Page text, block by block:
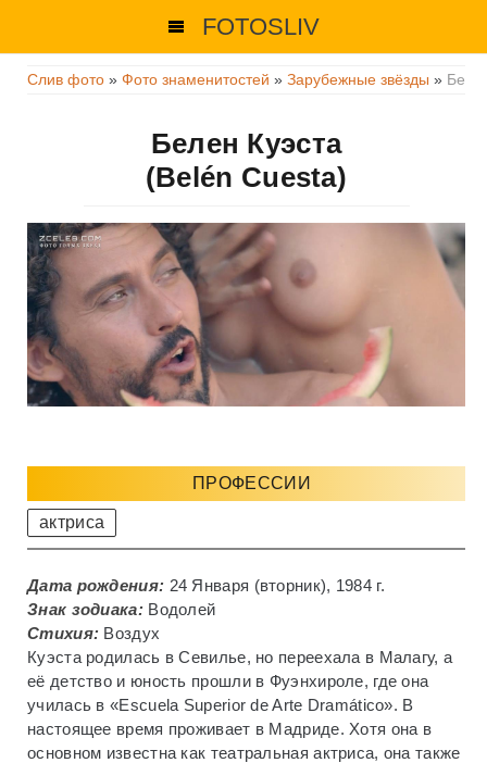
FOTOSLIV
Слив фото » Фото знаменитостей » Зарубежные звёзды »
Белен Куэста
(Belén Cuesta)
ПРОФЕССИИ
актриса
Дата рождения: 24 Января (вторник), 1984 г.
Знак зодиака:Водолей
Стихия: Воздух
Куэста родилась в Севилье, но переехала в Малагу, а
её детство и юность прошли в Фуэнхироле, где она
училась в «Escuela Superior de Arte Dramático». В
настоящее время проживает в Мадриде. Хотя она в
основном известна как театральная актриса, она также